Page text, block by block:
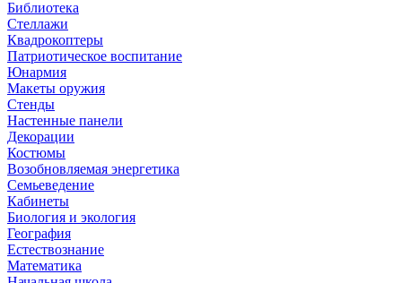
Библиотека
Стеллажи
Квадрокоптеры
Патриотическое воспитание
Юнармия
Макеты оружия
Стенды
Настенные панели
Декорации
Костюмы
Возобновляемая энергетика
Семьеведение
Кабинеты
Биология и экология
География
Естествознание
Математика